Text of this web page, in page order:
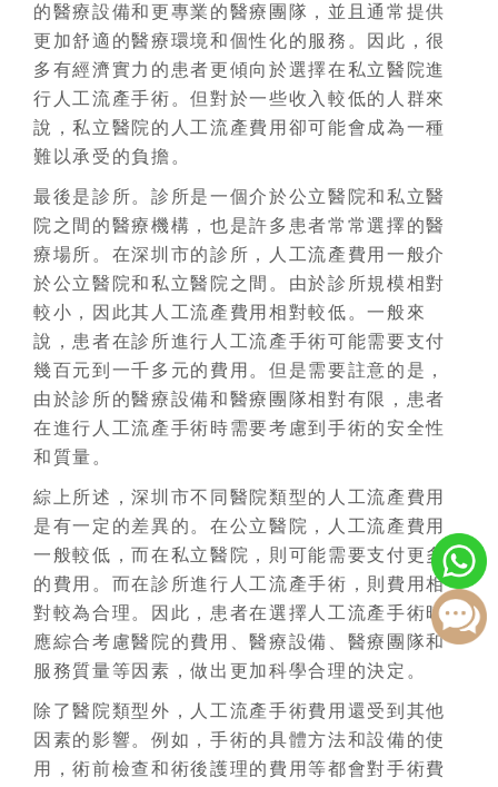
的醫療設備和更專業的醫療團隊，並且通常提供
更加舒適的醫療環境和個性化的服務。因此，很
多有經濟實力的患者更傾向於選擇在私立醫院進
行人工流產手術。但對於一些收入較低的人群來
說，私立醫院的人工流產費用卻可能會成為一種
難以承受的負擔。
最後是診所。診所是一個介於公立醫院和私立醫
院之間的醫療機構，也是許多患者常常選擇的醫
療場所。在深圳市的診所，人工流產費用一般介
於公立醫院和私立醫院之間。由於診所規模相對
較小，因此其人工流產費用相對較低。一般來
說，患者在診所進行人工流產手術可能需要支付
幾百元到一千多元的費用。但是需要註意的是，
由於診所的醫療設備和醫療團隊相對有限，患者
在進行人工流產手術時需要考慮到手術的安全性
和質量。
綜上所述，深圳市不同醫院類型的人工流產費用
是有一定的差異的。在公立醫院，人工流產費用
一般較低，而在私立醫院，則可能需要支付更多
的費用。而在診所進行人工流產手術，則費用相
對較為合理。因此，患者在選擇人工流產手術時
應綜合考慮醫院的費用、醫療設備、醫療團隊和
服務質量等因素，做出更加科學合理的決定。
除了醫院類型外，人工流產手術費用還受到其他
因素的影響。例如，手術的具體方法和設備的使
用，術前檢查和術後護理的費用等都會對手術費